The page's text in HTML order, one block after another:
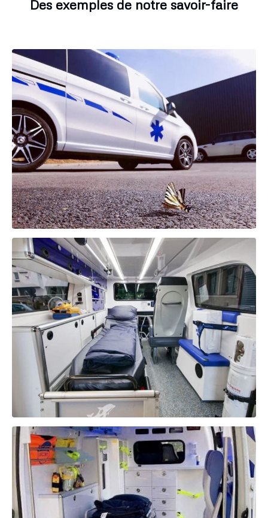
Des exemples de notre savoir-faire